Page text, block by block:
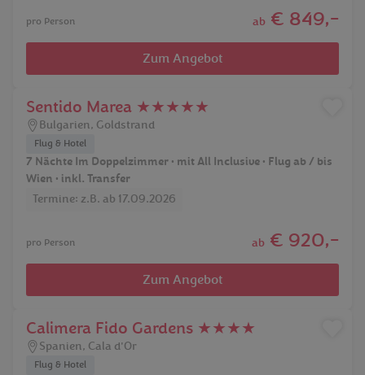
pro Person ab € 849,-
Zum Angebot
Sentido Marea ★★★★★
Bulgarien, Goldstrand
Flug & Hotel
7 Nächte Im Doppelzimmer • mit All Inclusive • Flug ab / bis
Wien • inkl. Transfer
Termine: z.B. ab 17.09.2026
pro Person ab € 920,-
Zum Angebot
Calimera Fido Gardens ★★★★
Spanien, Cala d'Or
Flug & Hotel